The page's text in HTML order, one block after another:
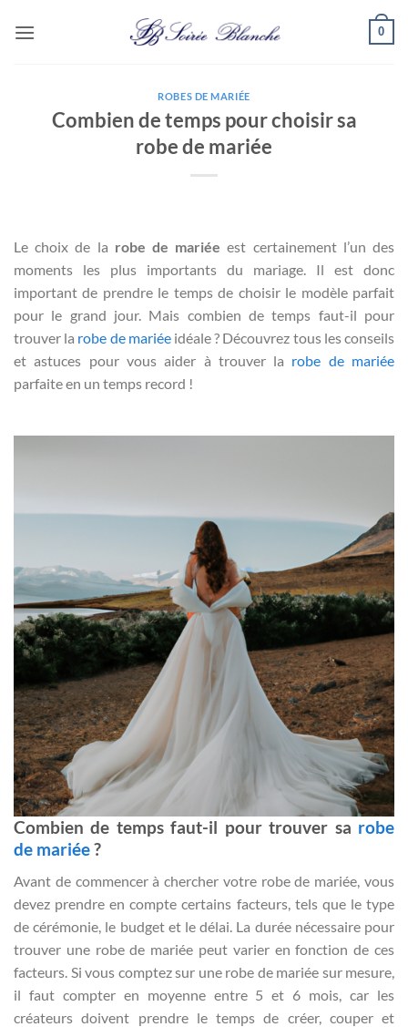
0
ROBES DE MARIÉE
Combien de temps pour choisir sa
robe de mariée
Le choix de la robe de mariée est certainement l’un des
moments les plus importants du mariage. Il est donc
important de prendre le temps de choisir le modèle parfait
pour le grand jour. Mais combien de temps faut-il pour
trouver la robe de mariéeidéale ? Découvrez tous les conseils
et astuces pour vous aider à trouver la robe de mariée
parfaite en un temps record !
Combien de temps faut-il pour trouver sa robe
de mariée?
Avant de commencer à chercher votre robe de mariée, vous
devez prendre en compte certains facteurs, tels que le type
de cérémonie, le budget et le délai. La durée nécessaire pour
trouver une robe de mariée peut varier en fonction de ces
facteurs. Si vous comptez sur une robe de mariée sur mesure,
il faut compter en moyenne entre 5 et 6 mois, car les
créateurs doivent prendre le temps de créer, couper et